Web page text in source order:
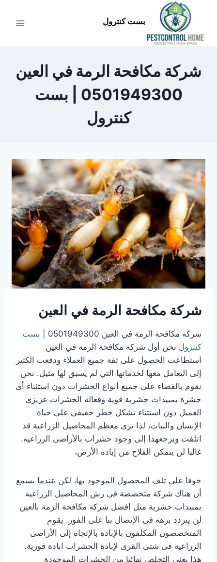
المحتوى
بست كنترول
شركة مكافحة الرمة في العين
0501949300 | بست
كنترول
شركة مكافحة الرمة في العين
شركة مكافحة الرمة في العين 0501949300 |
بست
كنترول نحن أول شركة مكافحة الرمة في العين
استطاعت الحصول على ثقة جميع العملاء ودفعت الكثير
إلى التعامل معها لخدماتها التي لم يسبق لها مثيل. نحن
نقوم بالقضاء على جميع أنواع الحشرات دون استثناء أى
حشرة بمبيدات حشرية قوية وفعالة الحشرات عزيزى
العميل دون استثناء تشكل خطر حقيقي على حياة
الإنسان والنبات، لذا ترى معظم المحاصيل الزراعية قد
اتلفت ويرجعهذا إلى وجود حشرات بالأراضى الزراعية.
غالبا لن يتمكن الفلاح من إبادة الأرض،
خوفا على تلف المحصول الموجود بها، لكن عندما يسمع
أن هناك شركة متخصصة فى رش المحاصيل الزراعية
بمبيدات حشرية مثل افضل شركة مكافحة الرمة بالعين
لن يتردد برهة فى الإتصال بنا على الفور. يقوم
المتخصصون المكلفون بالإبادة بالإتجاه إلى الأراضى
الزراعية فى شتى القرى لإبادة الحشرات ابادة فورية.
هذا يعنى التخلص نهائيا من الحشرات الموجودة